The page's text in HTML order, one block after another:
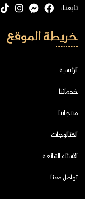
تابعنا :
خريطة الموقع
الرئيسية
خدماتنا
منتجاتنا
الكتالوجات
الاسئلة الشائعة
تواصل معنا